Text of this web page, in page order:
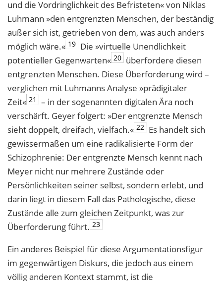
und die Vordringlichkeit des Befristeten« von Niklas
Luhmann »den entgrenzten Menschen, der beständig
außer sich ist, getrieben von dem, was auch anders
möglich wäre.« 19 Die »virtuelle Unendlichkeit
potentieller Gegenwarten« 20 überfordere diesen
entgrenzten Menschen. Diese Überforderung wird –
verglichen mit Luhmanns Analyse »prädigitaler
Zeit« 21
– in der sogenannten digitalen Ära noch
verschärft. Geyer folgert: »Der entgrenzte Mensch
sieht doppelt, dreifach, vielfach.« 22 Es handelt sich
gewissermaßen um eine radikalisierte Form der
Schizophrenie: Der entgrenzte Mensch kennt nach
Meyer nicht nur mehrere Zustände oder
Persönlichkeiten seiner selbst, sondern erlebt, und
darin liegt in diesem Fall das Pathologische, diese
Zustände alle zum gleichen Zeitpunkt, was zur
Überforderung führt. 23
Ein anderes Beispiel für diese Argumentationsfigur
im gegenwärtigen Diskurs, die jedoch aus einem
völlig anderen Kontext stammt, ist die